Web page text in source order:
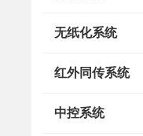
无纸化系统
红外同传系统
中控系统